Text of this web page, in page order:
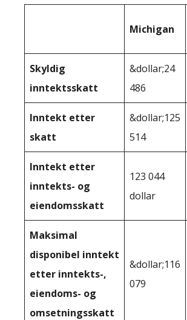
Michigan
Skyldig
inntektsskatt
&dollar;24
486
Inntekt etter
skatt
&dollar;125
514
Inntekt etter
inntekts- og
eiendomsskatt
123 044
dollar
Maksimal
disponibel inntekt
etter inntekts-,
eiendoms- og
omsetningsskatt
&dollar;116
079